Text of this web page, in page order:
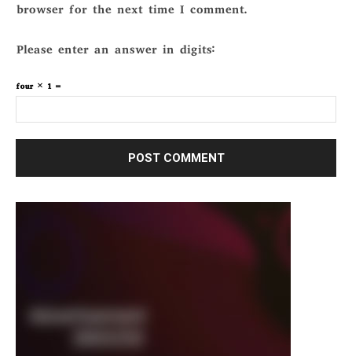
browser for the next time I comment.
Please enter an answer in digits:
four × 1 =